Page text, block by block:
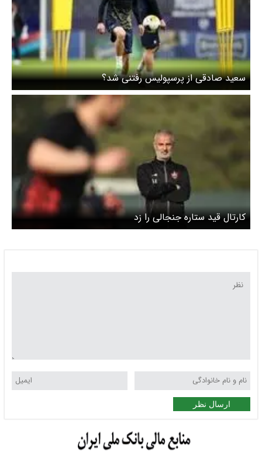
سعید صادقی از پرسپولیس رفتنی شد؟
کارتال قید ستاره جنجالی را زد
ارسال نظر